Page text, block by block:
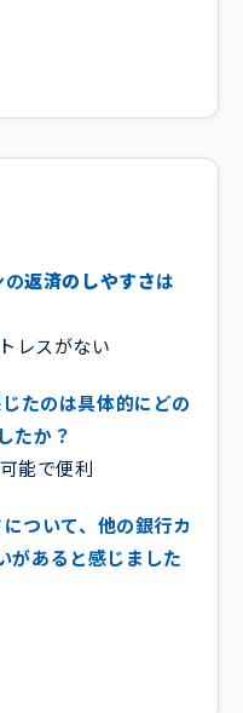
の返済のしやすさは
レスがない
たのは具体的にどの
たか？
能で便利
ついて、他の銀行カ
があると感じました